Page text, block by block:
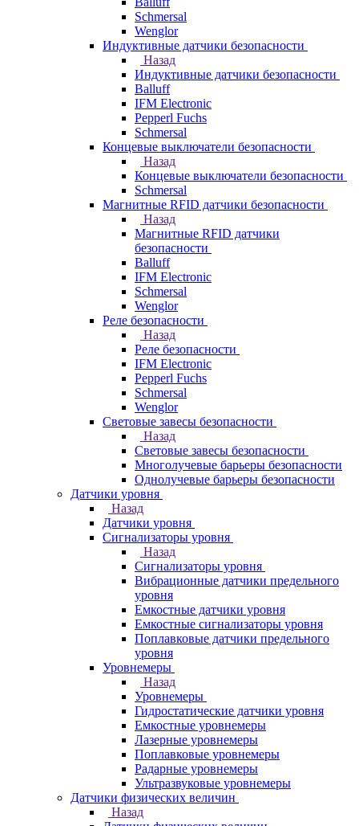
Schmersal
Wenglor
Индуктивные датчики безопасности
Назад
Индуктивные датчики безопасности
Balluff
IFM Electronic
Pepperl Fuchs
Schmersal
Концевые выключатели безопасности
Назад
Концевые выключатели безопасности
Schmersal
Магнитные RFID датчики безопасности
Назад
Магнитные RFID датчики
безопасности
Balluff
IFM Electronic
Schmersal
Wenglor
Реле безопасности
Назад
Реле безопасности
IFM Electronic
Pepperl Fuchs
Schmersal
Wenglor
Световые завесы безопасности
Назад
Световые завесы безопасности
Многолучевые барьеры безопасности
Однолучевые барьеры безопасности
Датчики уровня
Назад
Датчики уровня
Сигнализаторы уровня
Назад
Сигнализаторы уровня
Вибрационные датчики предельного
уровня
Емкостные датчики уровня
Емкостные сигнализаторы уровня
Поплавковые датчики предельного
уровня
Уровнемеры
Назад
Уровнемеры
Гидростатические датчики уровня
Емкостные уровнемеры
Лазерные уровнемеры
Поплавковые уровнемеры
Радарные уровнемеры
Ультразвуковые уровнемеры
Датчики физических величин
Назад